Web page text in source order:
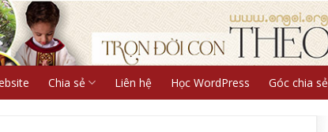
Chia sẻ Liên hệ Học WordPress Góc chia sẻ